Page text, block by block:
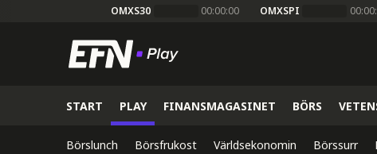
OMXS30 00:00:00 OMXSPI
START PLAY FINANSMAGASINET BÖRS
Börslunch Börsfrukost Världsekonomin Börssurr